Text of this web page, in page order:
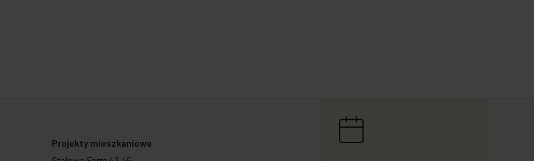
Projekty mieszkaniowe